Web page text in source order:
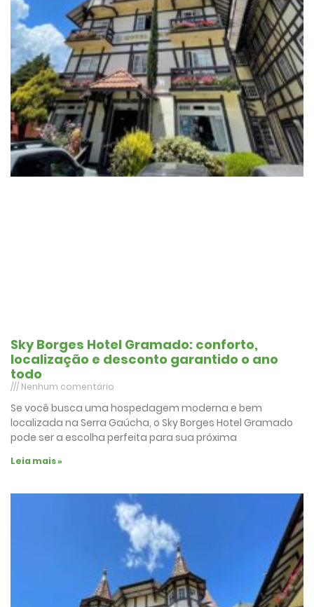
Sky Borges Hotel Gramado: conforto,
localização e desconto garantido o ano
todo
Nenhum comentário
Se você busca uma hospedagem moderna e bem
localizada na Serra Gaúcha, o Sky Borges Hotel Gramado
pode ser a escolha perfeita para sua próxima
Leia mais »